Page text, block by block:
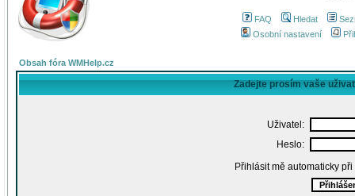
FAQ Hledat
Osobní nastavení
Obsah fóra WMHelp.cz
Zadejte prosím vaše
Uživatel:
Heslo:
Přihlásit mě automaticky